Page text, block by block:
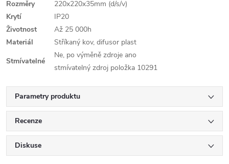
Rozměry
220x220x35mm (d/s/v)
Krytí
IP20
Životnost
Až 25 000h
Materiál
Stříkaný kov, difusor plast
Stmívatelné
Ne, po výměně zdroje ano
stmívatelný zdroj položka 10291
Parametry produktu
Recenze
Diskuse